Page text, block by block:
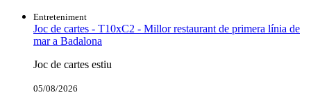
Entreteniment
Joc de cartes - T10xC2 - Millor restaurant de primera línia de
mar a Badalona
Joc de cartes estiu
05/08/2026